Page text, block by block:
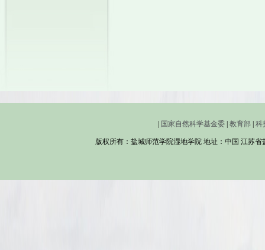
国家自然科学基金委 教育部 科
版权所有：盐城师范学院湿地学院 地址：中国 江苏